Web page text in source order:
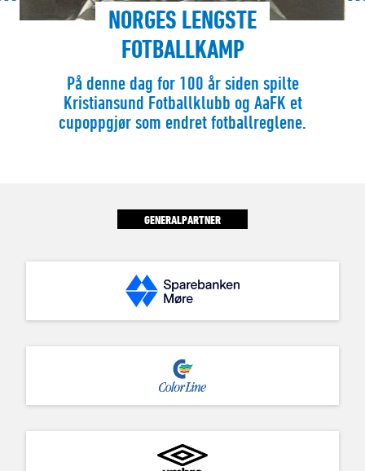
NORGES LENGSTE
FOTBALLKAMP
På denne dag for 100 år siden spilte
Kristiansund Fotballklubb og AaFK et
cupoppgjør som endret fotballreglene.
GENERALPARTNER